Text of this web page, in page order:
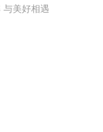
与美好相遇